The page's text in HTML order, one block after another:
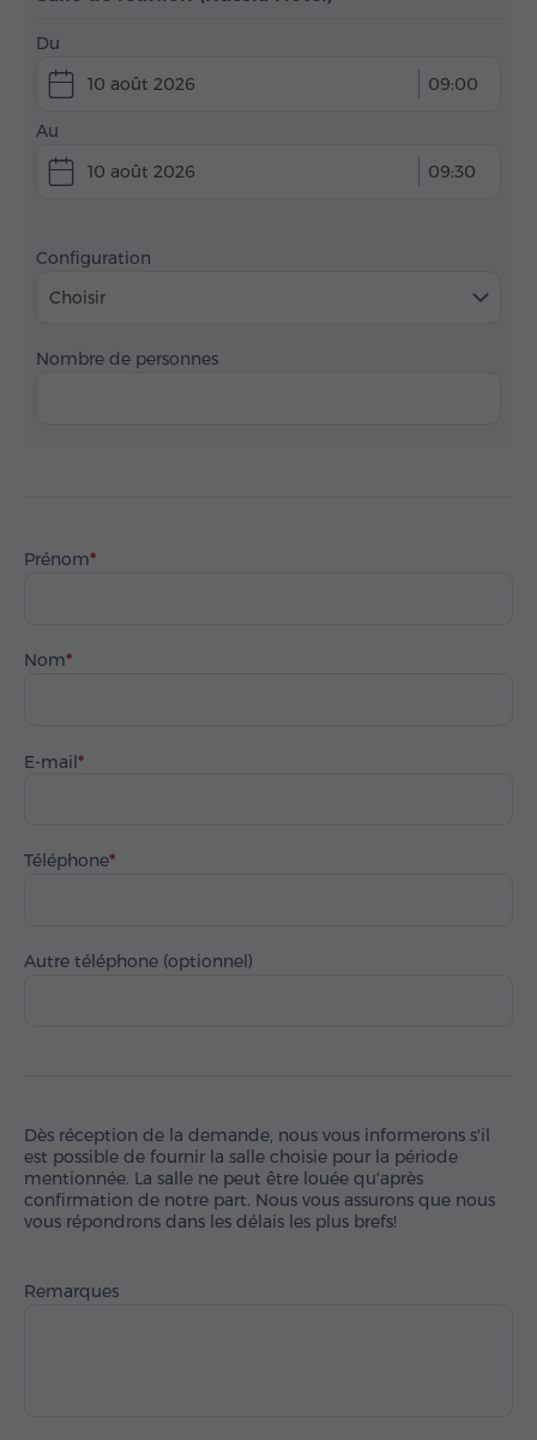
Du
10 août 2026
09:00
Au
10 août 2026
09:30
Configuration
Choisir
Nombre de personnes
Prénom
Nom
E-mail
Téléphone
Autre téléphone (optionnel)
Dès réception de la demande, nous vous informerons s'il
est possible de fournir la salle choisie pour la période
mentionnée. La salle ne peut être louée qu'après
confirmation de notre part. Nous vous assurons que nous
vous répondrons dans les délais les plus brefs!
Remarques